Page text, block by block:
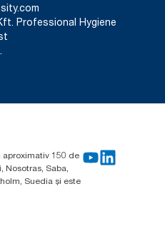
Professional Hygiene
aproximativ 150 de
Nosotras, Saba,
Suedia și este